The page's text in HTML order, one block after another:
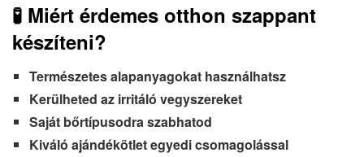
🧪 Miért érdemes otthon szappant
készíteni?
Természetes alapanyagokat használhatsz
Kerülheted az irritáló vegyszereket
Saját bőrtípusodra szabhatod
Kiváló ajándékötlet egyedi csomagolással